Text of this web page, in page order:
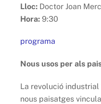
Lloc: Doctor Joan
Hora: 9:30
programa
Nous usos per als
La revolució
nous paisatges